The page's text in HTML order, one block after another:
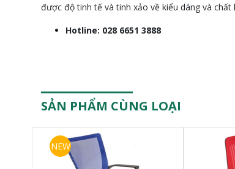
được độ tinh tế và tinh xảo về kiểu dáng và chất
Hotline: 028 6651 3888
204 Nơ Trang
232 Nơ Trang
SẢN PHẨM CÙNG LOẠI
NEW